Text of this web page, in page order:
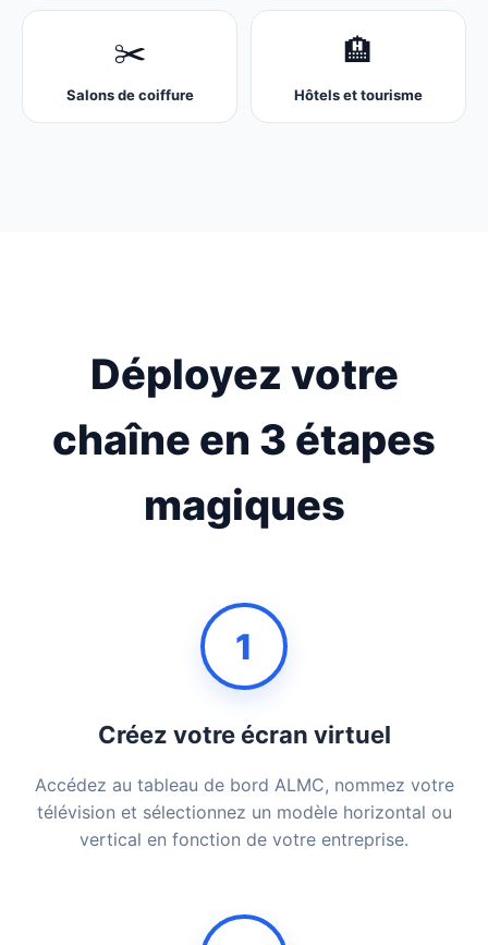
✂️
Salons de coiffure
🏨
Hôtels et tourisme
Déployez votre
chaîne en 3 étapes
magiques
1
Créez votre écran virtuel
Accédez au tableau de bord ALMC, nommez votre
télévision et sélectionnez un modèle horizontal ou
vertical en fonction de votre entreprise.